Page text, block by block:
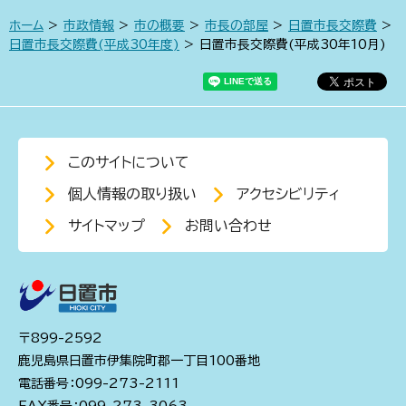
ホーム > 市政情報 > 市の概要 > 市長の部屋 > 日置市長交際費 >
日置市長交際費(平成30年度) > 日置市長交際費(平成30年10月)
このサイトについて
個人情報の取り扱い アクセシビリティ
サイトマップ お問い合わせ
〒899-2592
鹿児島県日置市伊集院町郡一丁目100番地
電話番号：099-273-2111